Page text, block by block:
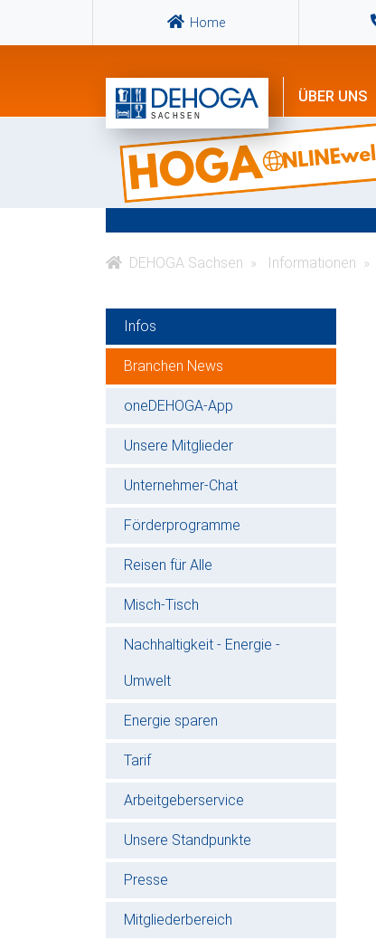
Home
ÜBER UNS
DEHOGA Sachsen Informationen
Infos
Branchen News
oneDEHOGA-App
Unsere Mitglieder
Unternehmer-Chat
Förderprogramme
Reisen für Alle
Misch-Tisch
Nachhaltigkeit - Energie -
Umwelt
Energie sparen
Tarif
Arbeitgeberservice
Unsere Standpunkte
Presse
Mitgliederbereich